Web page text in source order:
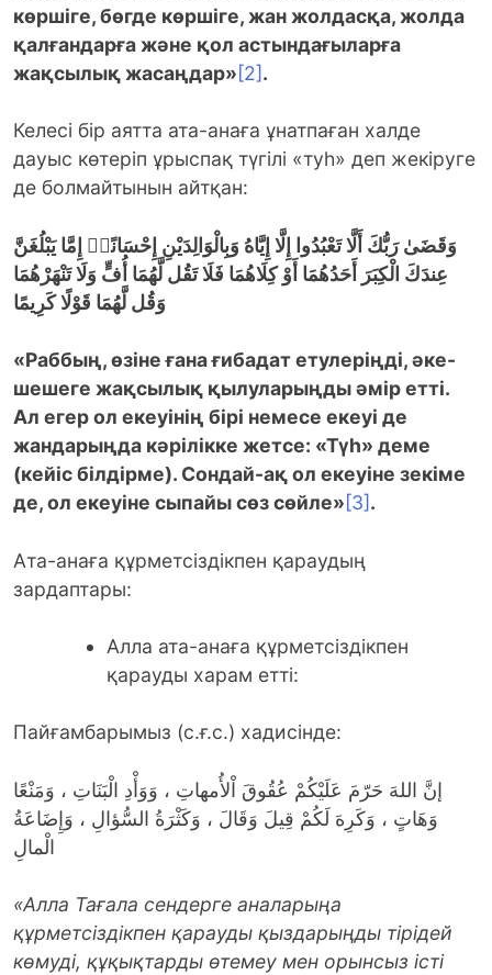
көршіге, бөгде көршіге, жан жолдасқа, жолда
қалғандарға және қол астындағыларға
жақсылықжасаңдар»[2].
Келесі бір аятта ата-анаға ұнатпаған халде
дауыс көтеріп ұрыспақ түгілі «туһ» деп жекіруге
де болмайтынын айтқан:
وَقَضَىٰ رَبُّكَ أَلَّا تَعْبُدُوا إِلَّا إِيَّاهُ وَبِالْوَالِدَيْنِ إِحْسَانًاۚ إِمَّا يَبْلُغَنَّ
عِندَكَ الْكِبَرَ أَحَدُهُمَا أَوْ كِلَاهُمَا فَلَا تَقُل لَّهُمَا أُفٍّ وَلَا تَنْهَرْهُمَا
وَقُل لَّهُمَا قَوْلًا كَرِيمًا
«Раббың, өзіне ғана ғибадат етулеріңді, әке-
шешеге жақсылық қылуларыңды әмір етті.
Ал егер ол екеуінің бірі немесе екеуі де
жандарыңда кәрілікке жетсе: «Түһ» деме
(кейіс білдірме). Сондай-ақ ол екеуіне зекіме
де, ол екеуіне сыпайы сөз сөйле»[3].
Ата-анаға құрметсіздікпен қараудың
зардаптары:
Алла ата-анаға құрметсіздікпен
қарауды харам етті:
Пайғамбарымыз (с.ғ.с.) хадисінде:
إنَّ اللهَ حَرّمَ عَلَيْكُمْ عُقُوقَ اْلأُمهاتِ ، وَوَأْدِ الْبَنَاتِ ، وَمَنْعًا
وَهَاتٍ ، وَكَرِهَ لَكُمْ قِيلَ وَقَالَ ، وَكَثْرَةُ السُّؤالِ ، وَإِضَاعَةُ
الْمالِ
«Алла Тағала сендерге аналарыңа
құрметсіздікпен қарауды қыздарыңды тірідей
көмуді, құқықтарды өтемеу мен орынсыз істі